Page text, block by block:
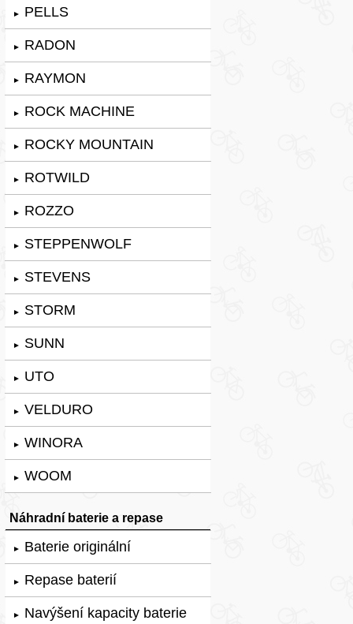
► PELLS
► RADON
► RAYMON
► ROCK MACHINE
► ROCKY MOUNTAIN
► ROTWILD
► ROZZO
► STEPPENWOLF
► STEVENS
► STORM
► SUNN
► UTO
► VELDURO
► WINORA
► WOOM
Náhradní baterie a repase
► Baterie originální
► Repase baterií
► Navýšení kapacity baterie